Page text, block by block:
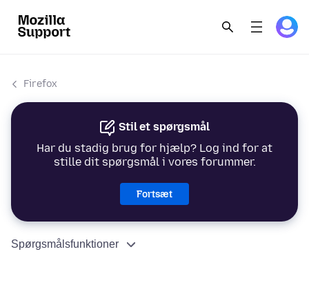
Firefox
Stil et spørgsmål
Har du stadig brug for hjælp? Log ind for at
stille dit spørgsmål i vores forummer.
Fortsæt
Spørgsmålsfunktioner